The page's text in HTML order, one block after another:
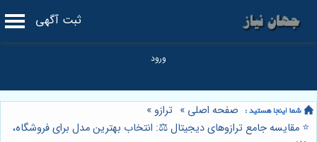
ثبت آگهی
صفحه اصلی » ترازو »
⭐️ مقایسه جامع ترازوهای دیجیتال ⚖️: انتخاب بهترین مدل برای فروشگاه،